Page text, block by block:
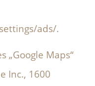
ads/.
„Google Maps“
Inc., 1600